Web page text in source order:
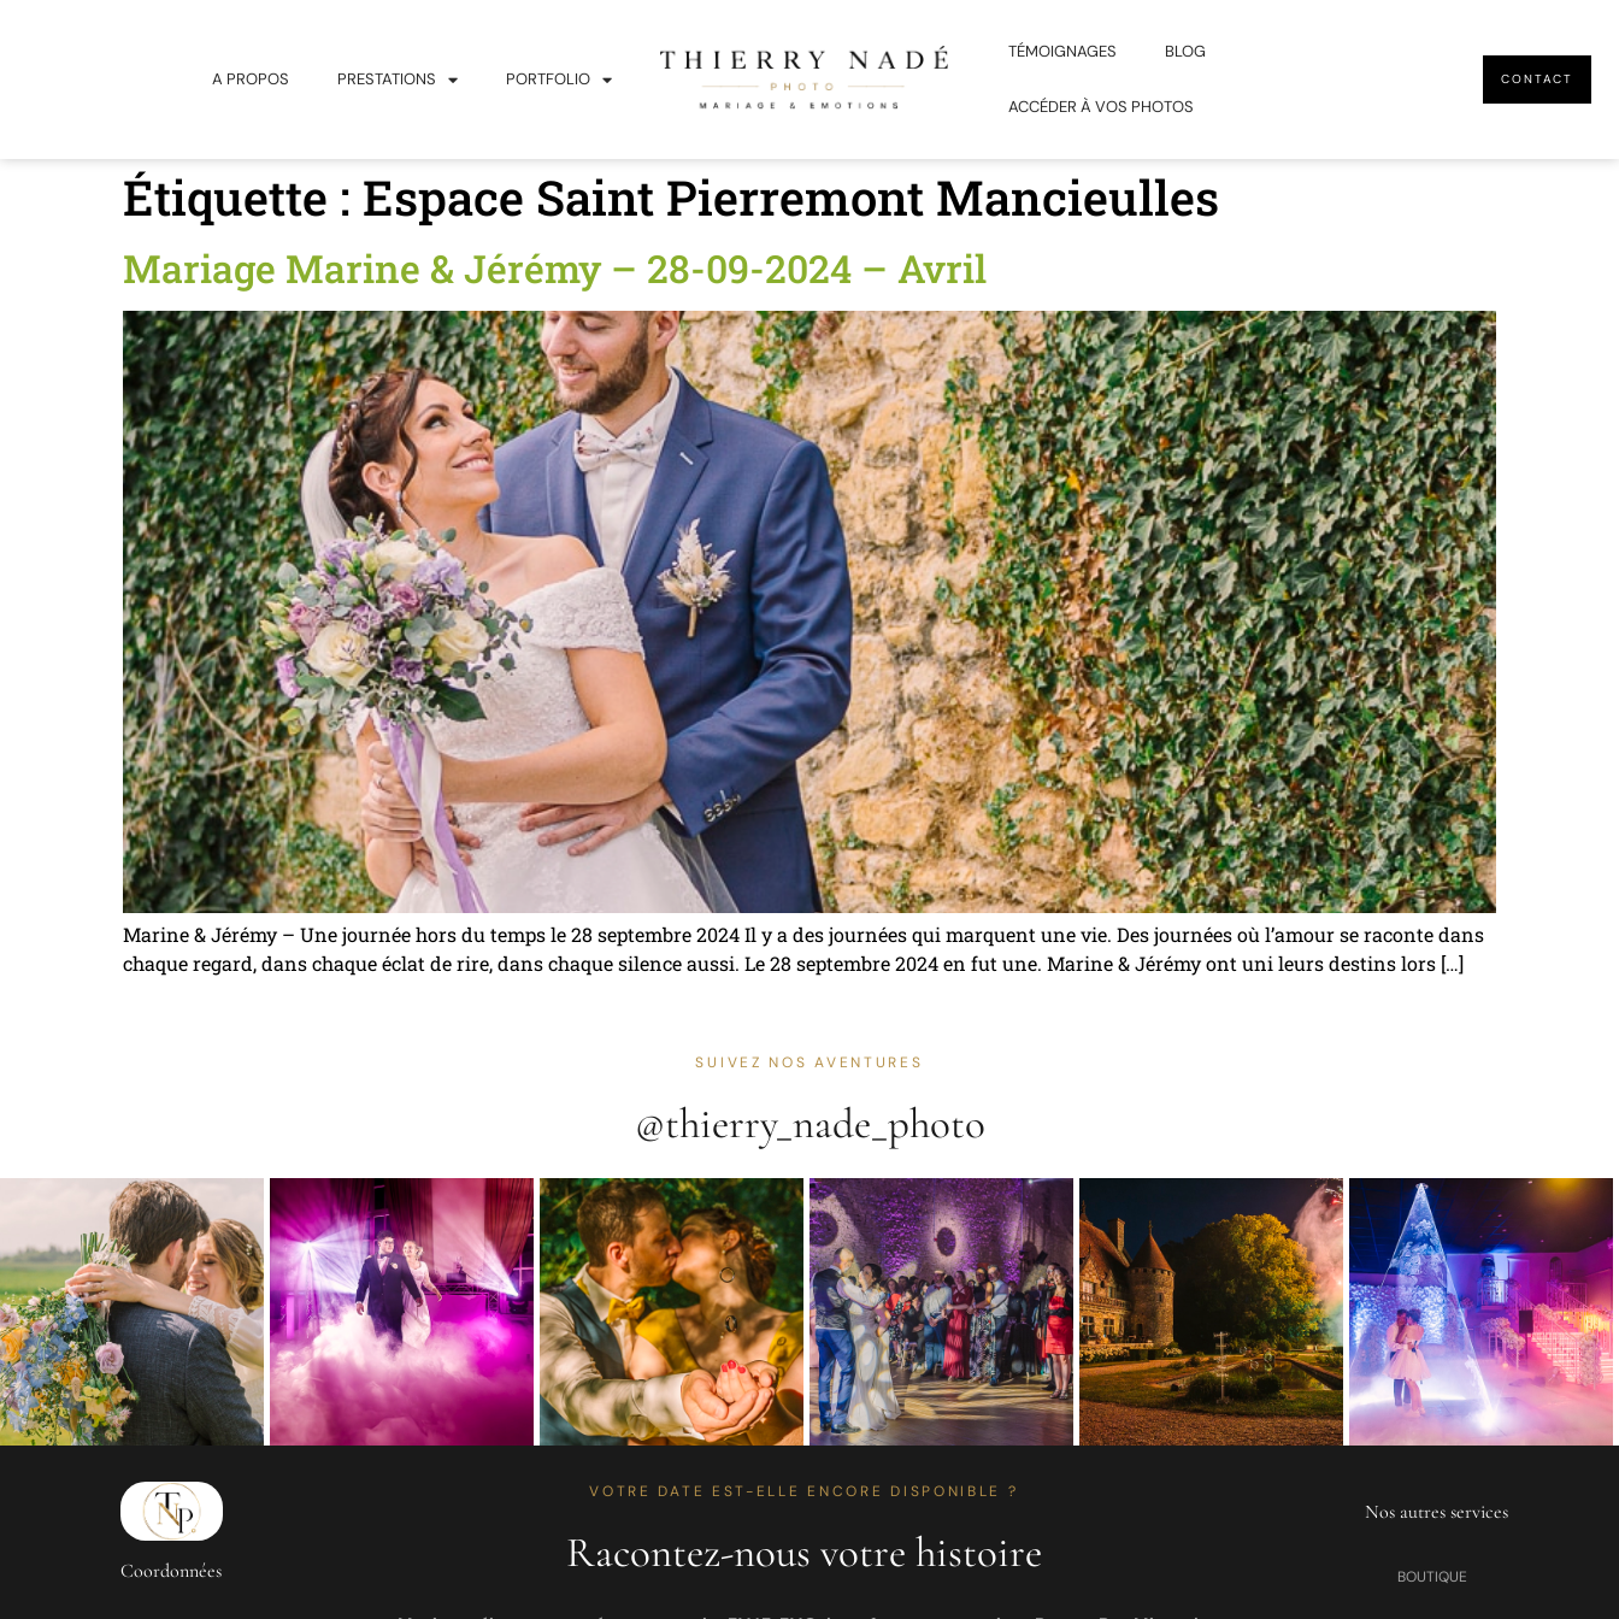
A PROPOS PRESTATIONS PORTFOLIO
TÉMOIGNAGES BLOG
ACCÉDER À VOS PHOTOS
CONTACT
Étiquette : Espace Saint Pierremont Mancieulles
Mariage Marine & Jérémy – 28-09-2024 – Avril
Marine & Jérémy – Une journée hors du temps le 28 septembre 2024 Il y a des journées qui marquent une vie. Des journées où l’amour se raconte dans
chaque regard, dans chaque éclat de rire, dans chaque silence aussi. Le 28 septembre 2024 en fut une. Marine & Jérémy ont uni leurs destins lors […]
SUIVEZ NOS AVENTURES
@thierry_nade_photo
Coordonnées
VOTRE DATE EST-ELLE ENCORE DISPONIBLE ?
Racontez-nous votre histoire
Nos autres services
BOUTIQUE